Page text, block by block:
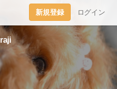
新規登録 ログイン